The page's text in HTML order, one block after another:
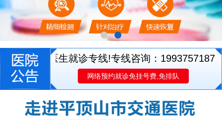
别开通医生就诊专线!专线咨询：19937571873
网络预约就诊免挂号费,免排队